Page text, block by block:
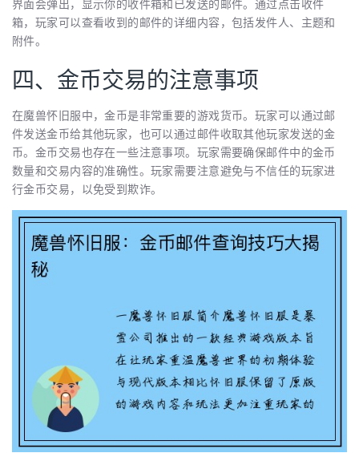
界面会弹出，显示你的收件箱和已发送的邮件。通过点击收件
箱，玩家可以查看收到的邮件的详细内容，包括发件人、主题和
附件。
四、金币交易的注意事项
在魔兽怀旧服中，金币是非常重要的游戏货币。玩家可以通过邮
件发送金币给其他玩家，也可以通过邮件收取其他玩家发送的金
币。金币交易也存在一些注意事项。玩家需要确保邮件中的金币
数量和交易内容的准确性。玩家需要注意避免与不信任的玩家进
行金币交易，以免受到欺诈。